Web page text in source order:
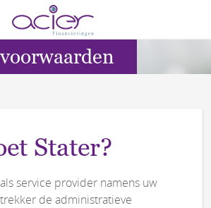
Stater?
service provider namens uw
de administratieve